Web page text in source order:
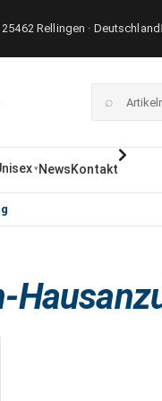
Rellingen · Deutschland
⌕
▾ NewsKontakt